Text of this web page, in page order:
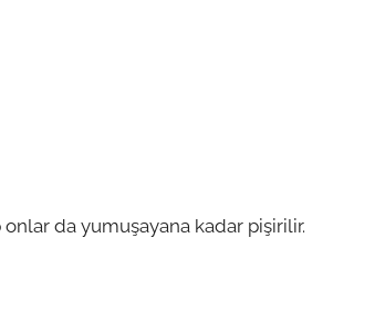
onlar da yumuşayana kadar pişirilir.